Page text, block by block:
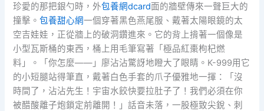
珍愛的那把銀勺時，外包養網dcard面的牆壁傳來一聲巨大的
撞擊。包養甜心網一個穿著黑色燕尾服、戴著太陽眼鏡的太
空吉娃娃，正從牆上的破洞鑽進來。它的背上揹著一個像是
小型瓦斯桶的東西，桶上用毛筆寫著「極品紅棗枸杞燃
料」。「你怎麼——」廖沾沾驚訝地瞪大了眼睛。K-999用它
的小短腿站得筆直，戴著白色手套的爪子優雅地一揮：「沒
時間了，沾沾先生！宇宙水餃快要拉肚子了！我們必須在你
被醋酸離子炮鎖定前離開！」話音未落，一股極致尖銳、刺